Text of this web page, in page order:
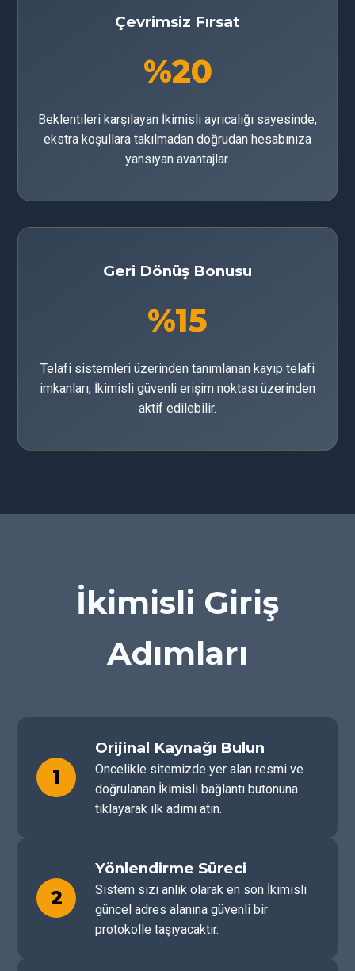
Çevrimsiz Fırsat
%20
Beklentileri karşılayan İkimisli ayrıcalığı sayesinde,
ekstra koşullara takılmadan doğrudan hesabınıza
yansıyan avantajlar.
Geri Dönüş Bonusu
%15
Telafi sistemleri üzerinden tanımlanan kayıp telafi
imkanları, İkimisli güvenli erişim noktası üzerinden
aktif edilebilir.
İkimisli Giriş
Adımları
1
Orijinal Kaynağı Bulun
Öncelikle sitemizde yer alan resmi ve
doğrulanan İkimisli bağlantı butonuna
tıklayarak ilk adımı atın.
2
Yönlendirme Süreci
Sistem sizi anlık olarak en son İkimisli
güncel adres alanına güvenli bir
protokolle taşıyacaktır.